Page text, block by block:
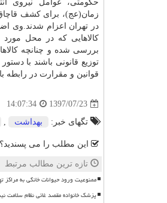
حكومتی، عوامل نیروی
در تهران اعزام شدند.وی
كالاهایی كه در محل مورد
بررسی شده و چنانچه
توزیع قانونی باشند با
قوانین و مقرارت در رابطه با
1397/07/23
14:07:34
تگهای خبر: بهداشت ,
این مطلب را می پسندید؟
تازه ترین مطالب مرتبط
ممنوعیت ورود حیوانات خانگی به
پزشک خانواده مقصد غائی نظام سلامت